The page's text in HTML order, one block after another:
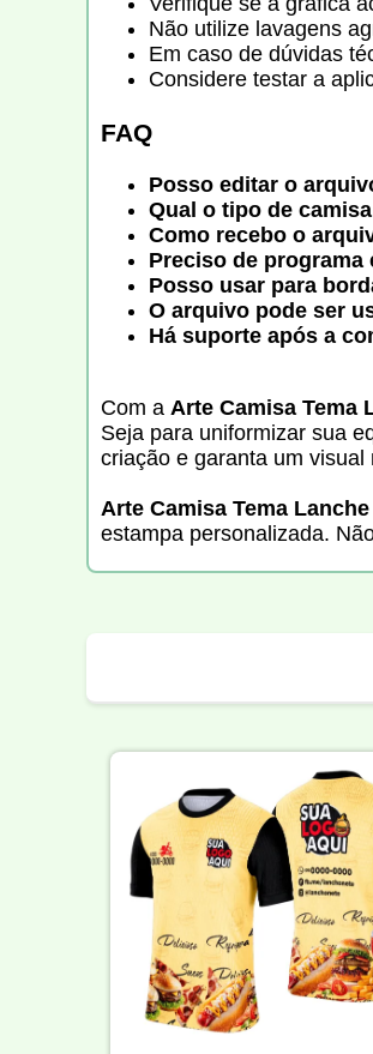
Não utilize lavagens
Em caso de dúvidas
Considere testar a
FAQ
Posso editar o
Qual o tipo de
Como recebo o
Preciso de
Posso usar para
O arquivo pode ser
Há suporte após a
Com a Arte Camisa Tema
Seja para uniformizar sua
criação e garanta um
Arte Camisa Tema
estampa personalizada.